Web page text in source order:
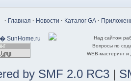
· Главная · Новости · Каталог GA ·
Над сайтом
Вопросы по
WEB-мастеринг
by SMF 2.0 RC3 |